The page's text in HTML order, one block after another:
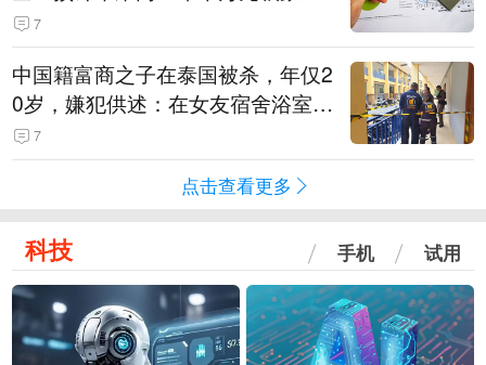
潜在供应达万套！谁在买单？
7
中国籍富商之子在泰国被杀，年仅2
0岁，嫌犯供述：在女友宿舍浴室发
现他，持刀询问身份时发生拉扯
7
点击查看更多
科技 手机 试用